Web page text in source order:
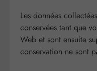
Les données
conservées tant que
Web et sont ensuite
conservation ne sont